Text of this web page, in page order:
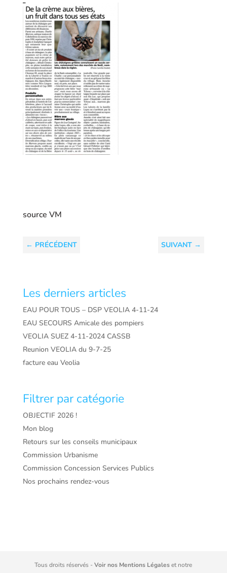
source VM
← PRÉCÉDENT SUIVANT →
Les derniers articles
EAU POUR TOUS – DSP VEOLIA 4-11-24
EAU SECOURS Amicale des pompiers
VEOLIA SUEZ 4-11-2024 CASSB
Reunion VEOLIA du 9-7-25
facture eau Veolia
Filtrer par catégorie
OBJECTIF 2026 !
Mon blog
Retours sur les conseils municipaux
Commission Urbanisme
Commission Concession Services Publics
Nos prochains rendez-vous
Tous droits réservés -Voir nos Mentions Légaleset notre